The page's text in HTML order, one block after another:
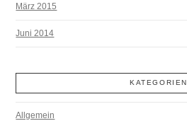
März 2015
Juni 2014
KATEGORIEN
Allgemein